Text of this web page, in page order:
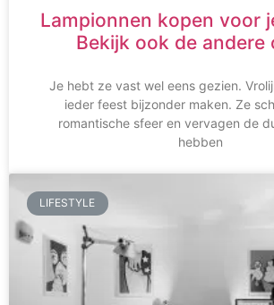
Lampionnen kopen voor
Bekijk ook de andere
Je hebt ze vast wel eens gezien.
ieder feest bijzonder maken. Ze
romantische sfeer en vervagen de
hebben
LIFESTYLE